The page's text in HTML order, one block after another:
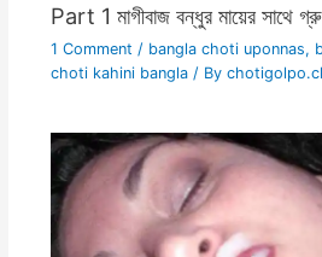
Part 1 মাগীবাজ বন্ধুর মায়ের সাথে
1 Comment / bangla choti uponnas,
choti kahini bangla/ By